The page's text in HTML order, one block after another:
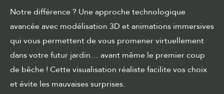
Notre différence ? Une approche technologique
avancée avec modélisation 3D et animations immersives
qui vous permettent de vous promener virtuellement
dans votre futur jardin… avant même le premier coup
de bêche ! Cette visualisation réaliste facilite vos choix
et évite les mauvaises surprises.